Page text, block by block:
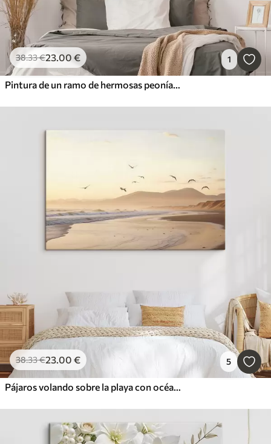
38.33€23.00 € 1
Pintura de un ramo de hermosas peonías blancas y rosas en un jarrón de vidrio sobre una mesa de madera
38.33€23.00 € 5
Pájaros volando sobre la playa con océano, montañas en el fondo, colores cálidos, paleta pastel suave